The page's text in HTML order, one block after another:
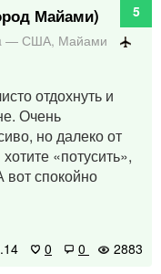
Майами)
5
— США, Майами
отдохнуть и
Очень
но далеко от
«потусить»,
вот спокойно
0 0 2883